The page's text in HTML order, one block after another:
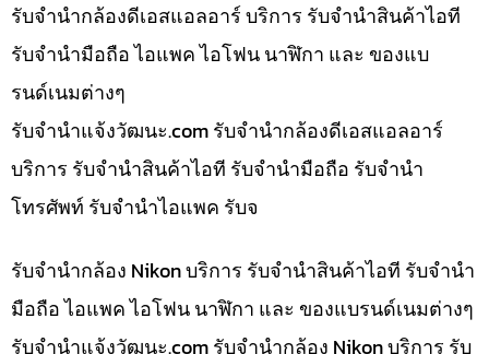
รับจำนำกล้องดีเอสแอลอาร์ บริการ รับจำนำสินค้าไอที
รับจำนำมือถือ ไอแพค ไอโฟน นาฬิกา และ ของแบ
รนด์เนมต่างๆ
รับจํานําแจ้งวัฒนะ.com รับจำนำกล้องดีเอสแอลอาร์
บริการ รับจำนำสินค้าไอที รับจำนำมือถือ รับจำนำ
โทรศัพท์ รับจำนำไอแพค รับจ
รับจำนำกล้อง Nikon บริการ รับจำนำสินค้าไอที รับจำนำ
มือถือ ไอแพค ไอโฟน นาฬิกา และ ของแบรนด์เนมต่างๆ
รับจํานําแจ้งวัฒนะ.com รับจำนำกล้อง Nikon บริการ รับ